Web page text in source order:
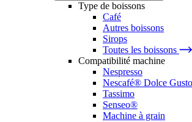
Type de boissons
Café
Autres boissons
Sirops
Toutes les boissons
Compatibilité machine
Nespresso
Nescafé® Dolce
Tassimo
Senseo®
Machine à grain